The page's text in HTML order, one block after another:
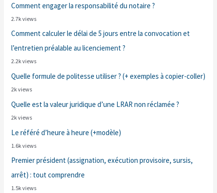
Comment engager la responsabilité du notaire ?
2.7k views
Comment calculer le délai de 5 jours entre la convocation et
l’entretien préalable au licenciement ?
2.2k views
Quelle formule de politesse utiliser ? (+ exemples à copier-coller)
2k views
Quelle est la valeur juridique d’une LRAR non réclamée ?
2k views
Le référé d’heure à heure (+modèle)
1.6k views
Premier président (assignation, exécution provisoire, sursis,
arrêt) : tout comprendre
1.5k views